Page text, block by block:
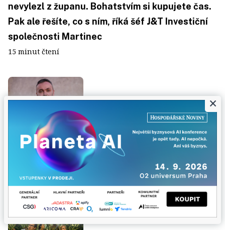
nevylezl z županu. Bohatstvím si kupujete čas.
Pak ale řešíte, co s ním, říká šéf J&T Investiční
společnosti Martinec
15 minut čtení
ČÍNSKÁ EKONOMIKA
Čínu bychom neměli
podceňovat ani glorifikovat. Evropa si podřízla
větev sama, říká Dan Vořechovský
12 minut čtení
×